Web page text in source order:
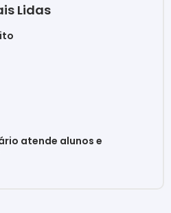
Lidas
atende alunos e